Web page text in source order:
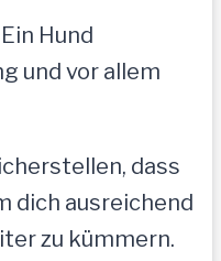
Ein Hund
und vor allem
dass
dich ausreichend
zu kümmern.